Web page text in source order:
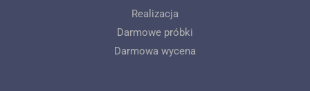
Realizacja
Darmowe próbki
Darmowa wycena